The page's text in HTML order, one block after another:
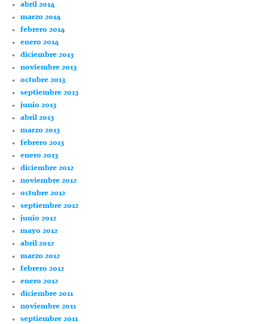
abril 2014
marzo 2014
febrero 2014
enero 2014
diciembre 2013
noviembre 2013
octubre 2013
septiembre 2013
junio 2013
abril 2013
marzo 2013
febrero 2013
enero 2013
diciembre 2012
noviembre 2012
octubre 2012
septiembre 2012
junio 2012
mayo 2012
abril 2012
marzo 2012
febrero 2012
enero 2012
diciembre 2011
noviembre 2011
septiembre 2011